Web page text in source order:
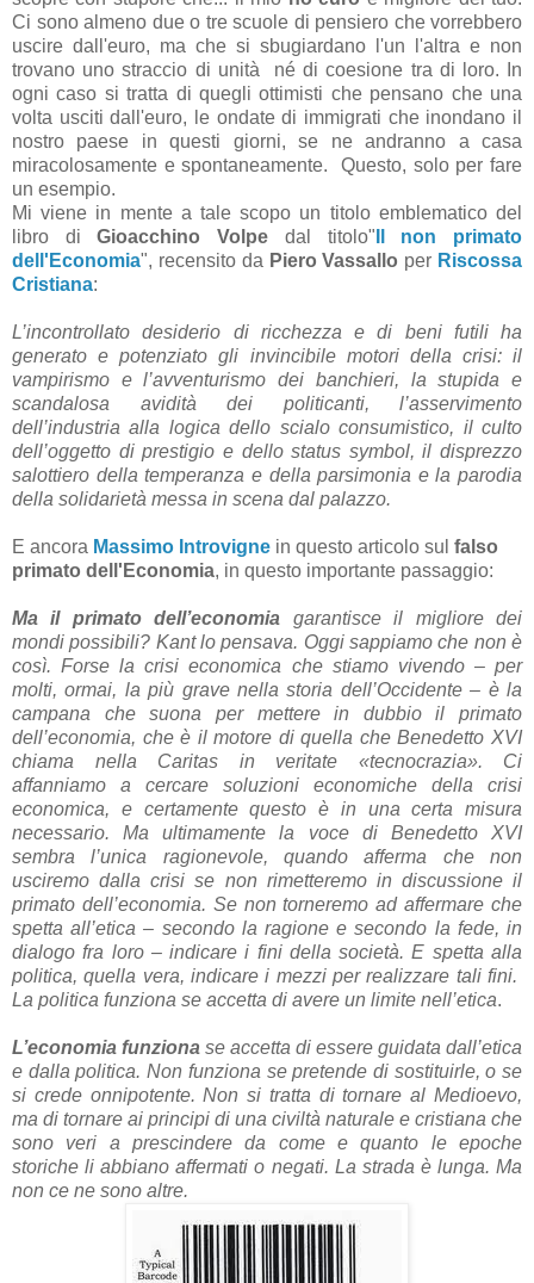
Ci sono almeno due o tre scuole di pensiero che vorrebbero
uscire dall'euro, ma che si sbugiardano l'un l'altra e non
trovano uno straccio di unità né di coesione tra di loro. In
ogni caso si tratta di quegli ottimisti che pensano che una
volta usciti dall'euro, le ondate di immigrati che inondano il
nostro paese in questi giorni, se ne andranno a casa
miracolosamente e spontaneamente. Questo, solo per fare
un esempio.
Mi viene in mente a tale scopo un titolo emblematico del
libro di Gioacchino Volpe dal titolo" Il non primato
dell'Economia", recensito da Piero Vassallo per Riscossa
Cristiana:
L’incontrollato desiderio di ricchezza e di beni futili ha
generato e potenziato gli invincibile motori della crisi: il
vampirismo e l’avventurismo dei banchieri, la stupida e
scandalosa avidità dei politicanti, l’asservimento
dell’industria alla logica dello scialo consumistico, il culto
dell’oggetto di prestigio e dello status symbol, il disprezzo
salottiero della temperanza e della parsimonia e la parodia
della solidarietà messa in scena dal palazzo.
E ancora Massimo Introvigne in questo articolo sul falso
primato dell'Economia, in questo importante passaggio:
Ma il primato dell’economia garantisce il migliore dei
mondi possibili? Kant lo pensava. Oggi sappiamo che non è
così. Forse la crisi economica che stiamo vivendo – per
molti, ormai, la più grave nella storia dell’Occidente – è la
campana che suona per mettere in dubbio il primato
dell’economia, che è il motore di quella che Benedetto XVI
chiama nella Caritas in veritate «tecnocrazia». Ci
affanniamo a cercare soluzioni economiche della crisi
economica, e certamente questo è in una certa misura
necessario. Ma ultimamente la voce di Benedetto XVI
sembra l’unica ragionevole, quando afferma che non
usciremo dalla crisi se non rimetteremo in discussione il
primato dell’economia. Se non torneremo ad affermare che
spetta all’etica – secondo la ragione e secondo la fede, in
dialogo fra loro – indicare i fini della società. E spetta alla
politica, quella vera, indicare i mezzi per realizzare tali fini.
La politica funziona se accetta di avere un limite nell’etica.
L’economia funziona se accetta di essere guidata dall’etica
e dalla politica. Non funziona se pretende di sostituirle, o se
si crede onnipotente. Non si tratta di tornare al Medioevo,
ma di tornare ai principi di una civiltà naturale e cristiana che
sono veri a prescindere da come e quanto le epoche
storiche li abbiano affermati o negati. La strada è lunga. Ma
non ce ne sono altre.